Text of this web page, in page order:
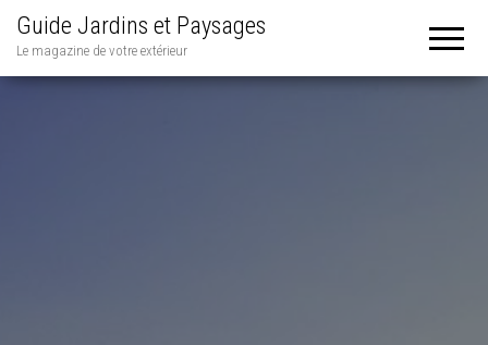
Guide Jardins et Paysages
Le magazine de votre extérieur